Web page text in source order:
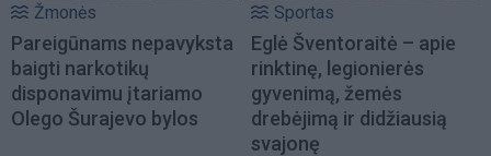
Žmonės
Pareigūnams nepavyksta
baigti narkotikų
disponavimu įtariamo
Olego Šurajevo bylos
Sportas
Eglė Šventoraitė – apie
rinktinę, legionierės
gyvenimą, žemės
drebėjimą ir didžiausią
svajonę